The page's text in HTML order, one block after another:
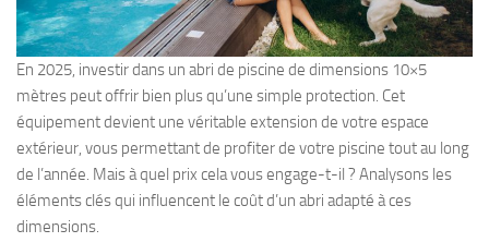
En 2025, investir dans un abri de piscine de dimensions 10×5
mètres peut offrir bien plus qu’une simple protection. Cet
équipement devient une véritable extension de votre espace
extérieur, vous permettant de profiter de votre piscine tout au long
de l’année. Mais à quel prix cela vous engage-t-il ? Analysons les
éléments clés qui influencent le coût d’un abri adapté à ces
dimensions.